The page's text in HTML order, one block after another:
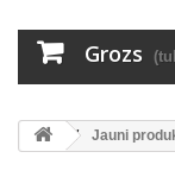
Grozs
Jauni